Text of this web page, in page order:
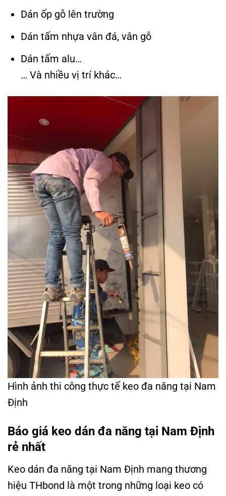
Dán ốp gỗ lên trường
Dán tấm nhựa vân đá, vân gỗ
Dán tấm alu…
… Và nhiều vị trí khác…
Hình ảnh thi công thực tế keo đa năng tại Nam
Định
Báo giá keo dán đa năng tại Nam Định
rẻ nhất
Keo dán đa năng tại Nam Định mang thương
hiệu THbond là một trong những loại keo có